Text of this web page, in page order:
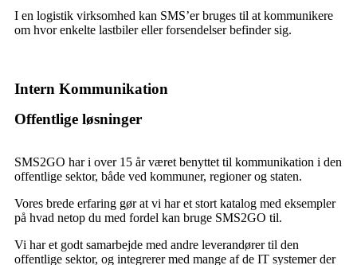
Intern Kommunikation
I en logistik virksomhed kan SMS’er bruges til at kommunikere
om hvor enkelte lastbiler eller forsendelser befinder sig.
Offentlige løsninger
SMS2GO har i over 15 år været benyttet til kommunikation i den
offentlige sektor, både ved kommuner, regioner og staten.
Vores brede erfaring gør at vi har et stort katalog med eksempler
på hvad netop du med fordel kan bruge SMS2GO til.
Vi har et godt samarbejde med andre leverandører til den
offentlige sektor, og integrerer med mange af de IT systemer der